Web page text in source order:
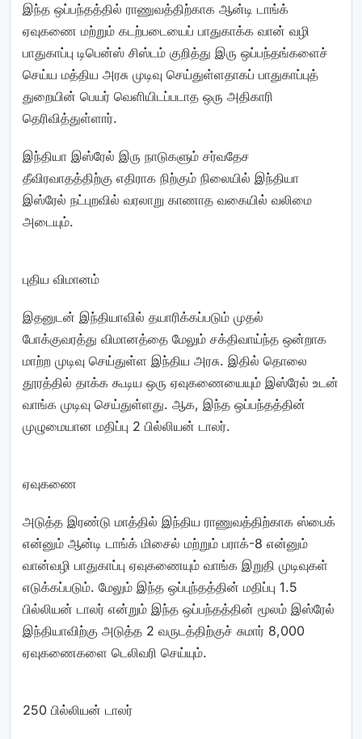
இந்த ஒப்பந்தத்தில் ராணுவத்திற்காக ஆன்டி டாங்க்
ஏவுகணை மற்றும் கடற்படையைப் பாதுகாக்க வான் வழி
பாதுகாப்பு டிபென்ஸ் சிஸ்டம் குறித்து இரு ஒப்பந்தங்களைச்
செய்ய மத்திய அரசு முடிவு செய்துள்ளதாகப் பாதுகாப்புத்
துறையின் பெயர் வெளியிடப்படாத ஒரு அதிகாரி
தெரிவித்துள்ளார்.
இந்தியா இஸ்ரேல் இரு நாடுகளும் சர்வதேச
தீவிரவாதத்திற்கு எதிராக நிற்கும் நிலையில் இந்தியா
இஸ்ரேல் நட்புறவில் வரலாறு காணாத வகையில் வலிமை
அடையும்.
புதிய விமானம்
இதனுடன் இந்தியாவில் தயாரிக்கப்படும் முதல்
போக்குவரத்து விமானத்தை மேலும் சக்திவாய்ந்த ஒன்றாக
மாற்ற முடிவு செய்துள்ள இந்திய அரசு. இதில் தொலை
தூரத்தில் தாக்க கூடிய ஒரு ஏவுகணையையும் இஸ்ரேல் உடன்
வாங்க முடிவு செய்துள்ளது. ஆக, இந்த ஒப்பந்தத்தின்
முழுமையான மதிப்பு 2 பில்லியன் டாலர்.
ஏவுகணை
அடுத்த இரண்டு மாத்தில் இந்திய ராணுவத்திற்காக ஸ்பைக்
என்னும் ஆன்டி டாங்க் மிசைல் மற்றும் பராக்-8 என்னும்
வான்வழி பாதுகாப்பு ஏவுகணையும் வாங்க இறுதி முடிவுகள்
எடுக்கப்படும். மேலும் இந்த ஒப்புந்தத்தின் மதிப்பு 1.5
பில்லியன் டாலர் என்றும் இந்த ஒப்பந்தத்தின் மூலம் இஸ்ரேல்
இந்தியாவிற்கு அடுத்த 2 வருடத்திற்குச் சுமார் 8,000
ஏவுகணைகளை டெலிவரி செய்யும்.
250 பில்லியன் டாலர்